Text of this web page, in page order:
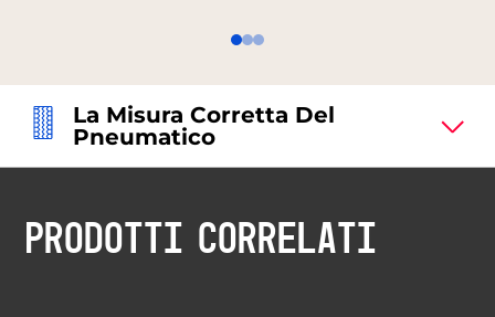
La Misura Corretta Del
Pneumatico
PRODOTTI CORRELATI